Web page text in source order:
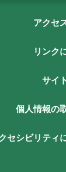
アクセ
リンク
サイ
個人情報の
セシビリティ